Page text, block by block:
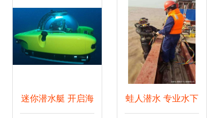
迷你潜水艇 开启海 蛙人潜水 专业水下